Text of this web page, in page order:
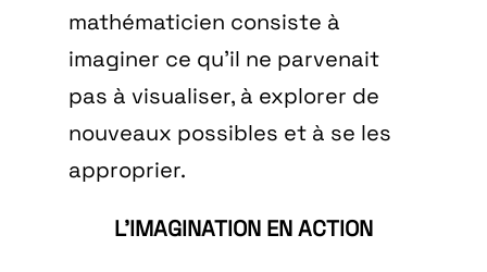
mathématicien consiste à
imaginer ce qu’il ne parvenait
pas à visualiser, à explorer de
nouveaux possibles et à se les
approprier.
L’IMAGINATION EN ACTION